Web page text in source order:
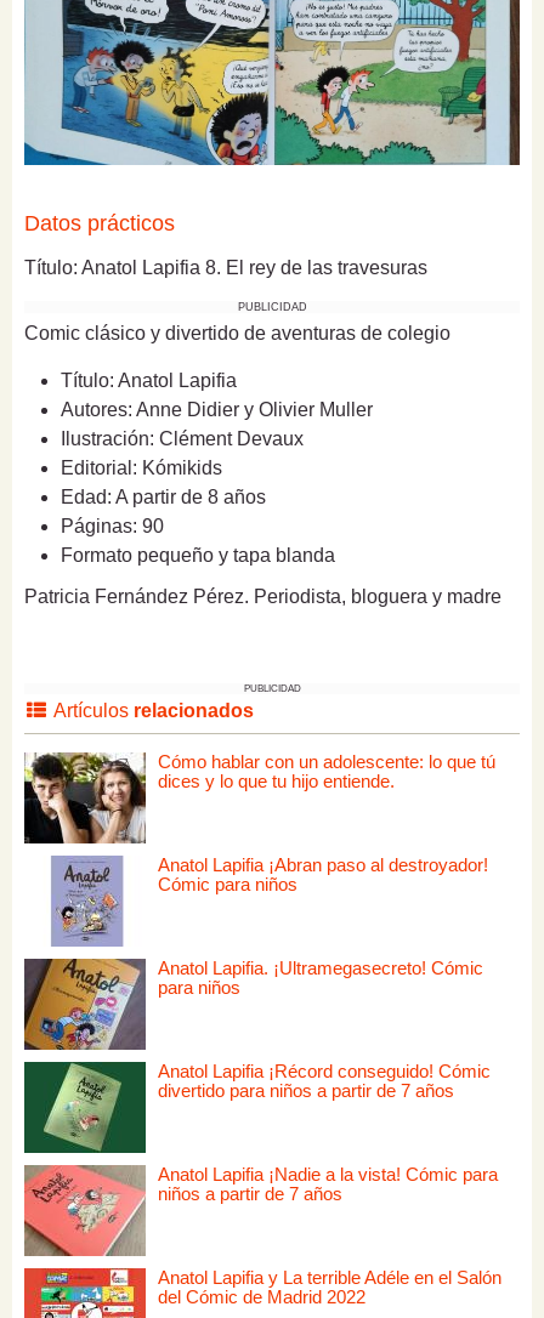
Datos prácticos
Título: Anatol Lapifia 8. El rey de las travesuras
PUBLICIDAD
Comic clásico y divertido de aventuras de colegio
Título: Anatol Lapifia
Autores: Anne Didier y Olivier Muller
Ilustración: Clément Devaux
Editorial: Kómikids
Edad: A partir de 8 años
Páginas: 90
Formato pequeño y tapa blanda
Patricia Fernández Pérez. Periodista, bloguera y madre
PUBLICIDAD
Artículos relacionados
Cómo hablar con un adolescente: lo que tú
dices y lo que tu hijo entiende.
Anatol Lapifia ¡Abran paso al destroyador!
Cómic para niños
Anatol Lapifia. ¡Ultramegasecreto! Cómic
para niños
Anatol Lapifia ¡Récord conseguido! Cómic
divertido para niños a partir de 7 años
Anatol Lapifia ¡Nadie a la vista! Cómic para
niños a partir de 7 años
Anatol Lapifia y La terrible Adéle en el Salón
del Cómic de Madrid 2022